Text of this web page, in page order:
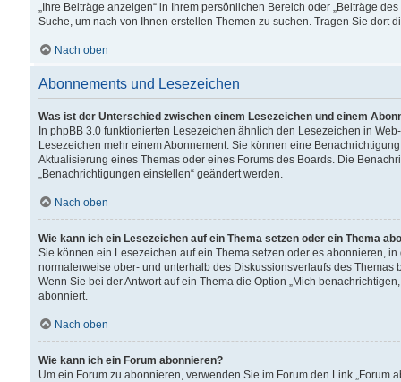
„Ihre Beiträge anzeigen“ in Ihrem persönlichen Bereich oder „Beiträge
Suche, um nach von Ihnen erstellen Themen zu suchen. Tragen Sie dort
Nach oben
Abonnements und Lesezeichen
Was ist der Unterschied zwischen einem Lesezeichen und einem
In phpBB 3.0 funktionierten Lesezeichen ähnlich den Lesezeichen in
Lesezeichen mehr einem Abonnement: Sie können eine
Aktualisierung eines Themas oder eines Forums des Boards. Die
„Benachrichtigungen einstellen“ geändert werden.
Nach oben
Wie kann ich ein Lesezeichen auf ein Thema setzen oder ein Thema
Sie können ein Lesezeichen auf ein Thema setzen oder es abonnieren,
normalerweise ober- und unterhalb des Diskussionsverlaufs des Themas
Wenn Sie bei der Antwort auf ein Thema die Option „Mich
abonniert.
Nach oben
Wie kann ich ein Forum abonnieren?
Um ein Forum zu abonnieren, verwenden Sie im Forum den Link „Forum